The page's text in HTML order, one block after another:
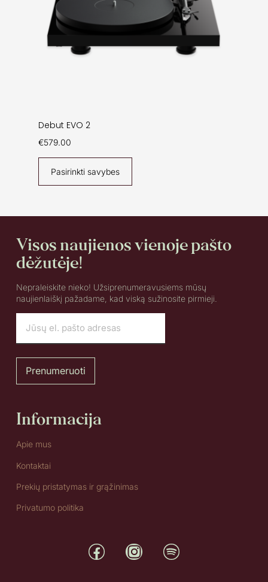
Debut EVO 2
€579.00
Pasirinkti savybes
Visos naujienos vienoje pašto
dėžutėje!
Nepraleiskite nieko! Užsiprenumeravusiems mūsų
naujienlaiškį pažadame, kad viską sužinosite pirmieji.
Prenumeruoti
Informacija
Apie mus
Kontaktai
Prekių pristatymas ir grąžinimas
Privatumo politika